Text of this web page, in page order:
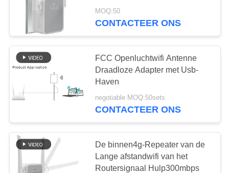
CONTACTEER
ONS
NIEUWS
GEVALLEN
VERZOEK
OM EEN
CITAAT
MOQ:50
CONTACTEER ONS
FCC Openluchtwifi Antenne
Draadloze Adapter met Usb-
Haven
negotiable MOQ:50sets
CONTACTEER ONS
De binnen4g-Repeater van de
Lange afstandwifi van het
Routersignaal Hulp300mbps